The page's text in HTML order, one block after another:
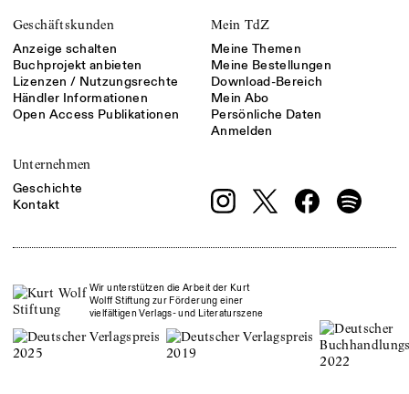
Geschäftskunden
Anzeige schalten
Buchprojekt anbieten
Lizenzen / Nutzungsrechte
Händler Informationen
Open Access Publikationen
Mein TdZ
Meine Themen
Meine Bestellungen
Download-Bereich
Mein Abo
Persönliche Daten
Anmelden
Unternehmen
Geschichte
Kontakt
Wir unterstützen die Arbeit der Kurt
Wolff Stiftung zur Förderung einer
vielfältigen Verlags- und Literaturszene